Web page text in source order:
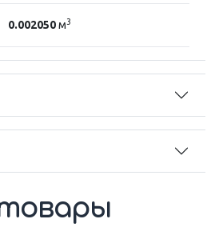
0.002050м3